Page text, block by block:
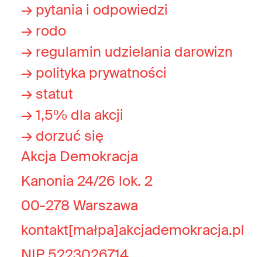
→ pytania i odpowiedzi
→ rodo
→ regulamin udzielania darowizn
→ polityka prywatności
→ statut
→ 1,5% dla akcji
→ dorzuć się
Akcja Demokracja
Kanonia 24/26 lok. 2
00-278 Warszawa
kontakt[małpa]akcjademokracja.pl